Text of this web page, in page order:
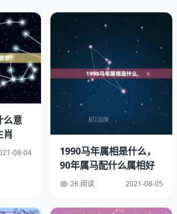
制品一个象牙牌子2500贵么。
么意
肖
08-04
1990马年属相是什么，
90年属马配什么属相好
26 阅读 2021-08-05